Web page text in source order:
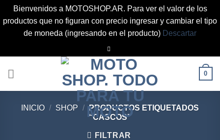
Bienvenidos a MOTOSHOP.AR. Para ver el valor de los
productos que no figuran con precio ingresar y cambiar el tipo
de moneda (ingresando en el producto) Descartar
contenido
0
INICIO / SHOP / PRODUCTOS ETIQUETADOS
“CASCOS”
FILTRAR